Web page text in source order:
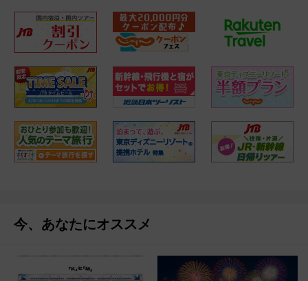
今、あなたにオススメ